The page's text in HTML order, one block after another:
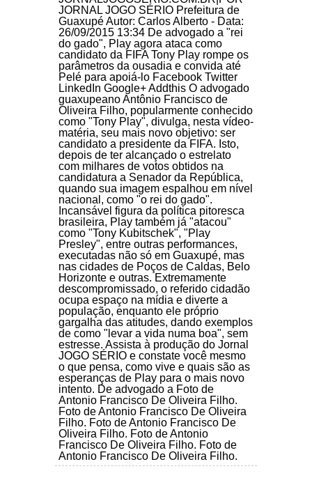
JORNAL JOGO SÉRIO Prefeitura de
Guaxupé Autor: Carlos Alberto - Data:
26/09/2015 13:34 De advogado a "rei
do gado", Play agora ataca como
candidato da FIFA Tony Play rompe os
parâmetros da ousadia e convida até
Pelé para apoiá-lo Facebook Twitter
LinkedIn Google+ Addthis O advogado
guaxupeano Antônio Francisco de
Oliveira Filho, popularmente conhecido
como "Tony Play", divulga, nesta vídeo-
matéria, seu mais novo objetivo: ser
candidato a presidente da FIFA. Isto,
depois de ter alcançado o estrelato
com milhares de votos obtidos na
candidatura a Senador da República,
quando sua imagem espalhou em nível
nacional, como "o rei do gado".
Incansável figura da política pitoresca
brasileira, Play também já "atacou"
como "Tony Kubitschek", "Play
Presley", entre outras performances,
executadas não só em Guaxupé, mas
nas cidades de Poços de Caldas, Belo
Horizonte e outras. Extremamente
descompromissado, o referido cidadão
ocupa espaço na mídia e diverte a
população, enquanto ele próprio
gargalha das atitudes, dando exemplos
de como "levar a vida numa boa", sem
estresse. Assista à produção do Jornal
JOGO SÉRIO e constate você mesmo
o que pensa, como vive e quais são as
esperanças de Play para o mais novo
intento. De advogado a Foto de
Antonio Francisco De Oliveira Filho.
Foto de Antonio Francisco De Oliveira
Filho. Foto de Antonio Francisco De
Oliveira Filho. Foto de Antonio
Francisco De Oliveira Filho. Foto de
Antonio Francisco De Oliveira Filho.